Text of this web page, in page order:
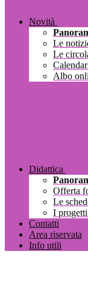
Novità
Le
Le
Albo
Didattica
Offerta
Le
I
Contatti
Area riservata
Info utili